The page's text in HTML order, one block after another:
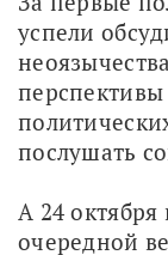
успели
послушать
А 24 октября
очередной